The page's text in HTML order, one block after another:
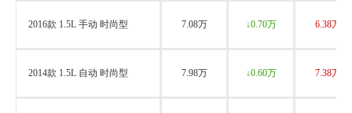
2016款 1.5L 手动 时尚型 7.08万 ↓0.70万 6.38万
2014款 1.5L 自动 时尚型 7.98万 ↓0.60万 7.38万